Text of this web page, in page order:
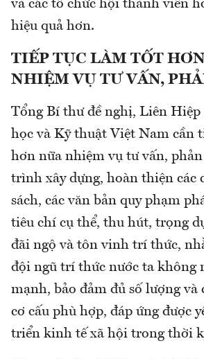
và các tổ chức hội thành viên
hiệu quả hơn.
TIẾP TỤC LÀM TỐT
NHIỆM VỤ TƯ VẤN,
Tổng Bí thư đề nghị, Liên
học và Kỹ thuật Việt Nam cần
hơn nữa nhiệm vụ tư vấn,
trình xây dựng, hoàn thiện các
sách, các văn bản quy phạm
tiêu chí cụ thể, thu hút, trọng
đãi ngộ và tôn vinh trí thức,
đội ngũ trí thức nước ta không
mạnh, bảo đảm đủ số lượng và
cơ cấu phù hợp, đáp ứng được
triển kinh tế xã hội trong thời